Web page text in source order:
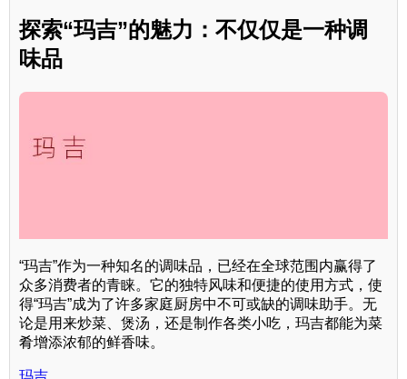
探索“玛吉”的魅力：不仅仅是一种调
味品
“玛吉”作为一种知名的调味品，已经在全球范围内赢得了
众多消费者的青睐。它的独特风味和便捷的使用方式，使
得“玛吉”成为了许多家庭厨房中不可或缺的调味助手。无
论是用来炒菜、煲汤，还是制作各类小吃，玛吉都能为菜
肴增添浓郁的鲜香味。